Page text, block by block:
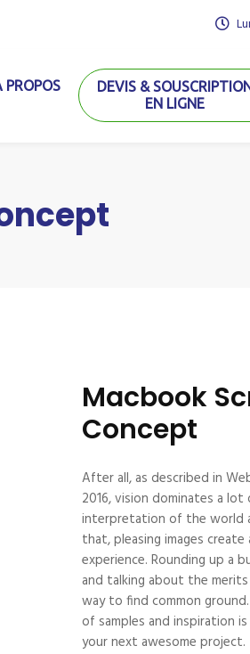
PROPOS
DEVIS & SOUSCRIPTION
EN LIGNE
Macbook
Concept
After all, as described in
2016, vision dominates a
interpretation of the world
that, pleasing images
experience. Rounding up a
and talking about the
way to find common
of samples and inspiration
your next awesome project.